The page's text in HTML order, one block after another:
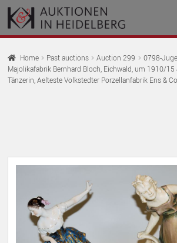
Skip
to
navigation
Skip
to
content
Home
Auctions
Our Team
Home Past auctions Auction 299
0798-
Majolikafabrik Bernhard Bloch, Eichwald, um 1910/15
Tänzerin, Aelteste Volkstedter Porzellanfabrik Ens &